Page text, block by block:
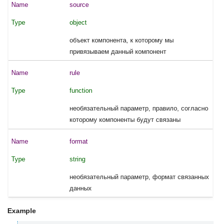
source
object
объект компонента, к которому мы
привязываем данный компонент
rule
function
необязательный параметр, правило, согласно
которому компоненты будут связаны
format
string
необязательный параметр, формат связанных
данных
Example